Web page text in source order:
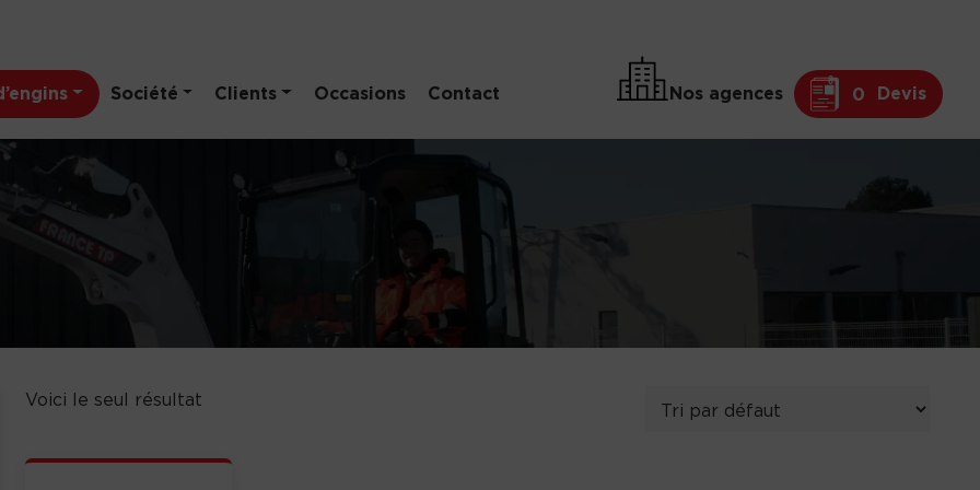
Société Clients Occasions Contact Nos agences 0 Devis
Voici le seul résultat